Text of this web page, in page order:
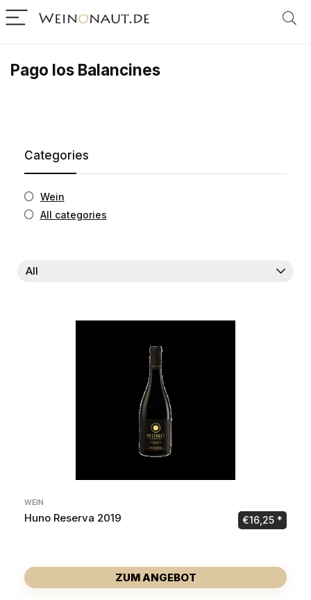
Pago los Balancines
Categories
Wein
All categories
All
WEIN
Huno Reserva 2019 €16,25
ZUM ANGEBOT